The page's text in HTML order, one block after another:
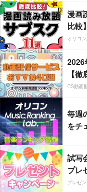
漫画
比較】
オリコ
2026
【徹
CS動画
毎週
をチ
試写
プレ
プレゼ